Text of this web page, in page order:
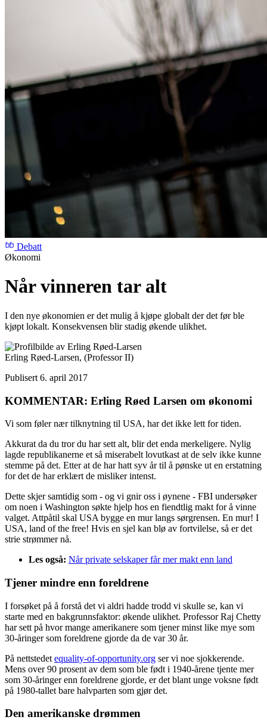
Debatt
Økonomi
Når vinneren tar alt
I den nye økonomien er det mulig å kjøpe globalt der det før ble
kjøpt lokalt. Konsekvensen blir stadig økende ulikhet.
Erling Røed-Larsen, (Professor II)
Publisert 6. april 2017
KOMMENTAR: Erling Røed Larsen om økonomi
Vi som føler nær tilknytning til USA, har det ikke lett for tiden.
Akkurat da du tror du har sett alt, blir det enda merkeligere. Nylig
lagde republikanerne et så miserabelt lovutkast at de selv ikke kunne
stemme på det. Etter at de har hatt syv år til å pønske ut en erstatning
for det de har erklært de misliker intenst.
Dette skjer samtidig som - og vi gnir oss i øynene - FBI undersøker
om noen i Washington søkte hjelp hos en fiendtlig makt for å vinne
valget. Attpåtil skal USA bygge en mur langs sørgrensen. En mur! I
USA, land of the free! Hvis en sjel kan blø av fortvilelse, så er det
strie strømmer nå.
Les også: Når private selskaper får mer makt enn land
Tjener mindre enn foreldrene
I forsøket på å forstå det vi aldri hadde trodd vi skulle se, kan vi
starte med en bakgrunnsfaktor: økende ulikhet. Professor Raj Chetty
har sett på hvor mange amerikanere som tjener minst like mye som
30-åringer som foreldrene gjorde da de var 30 år.
På nettstedet equality-of-opportunity.org ser vi noe sjokkerende.
Mens over 90 prosent av dem som ble født i 1940-årene tjente mer
som 30-åringer enn foreldrene gjorde, er det blant unge voksne født
på 1980-tallet bare halvparten som gjør det.
Den amerikanske drømmen